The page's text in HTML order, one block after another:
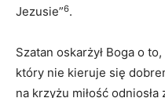
Jezusie”6.
Szatan oskarżył Boga o
który nie kieruje się
na krzyżu miłość